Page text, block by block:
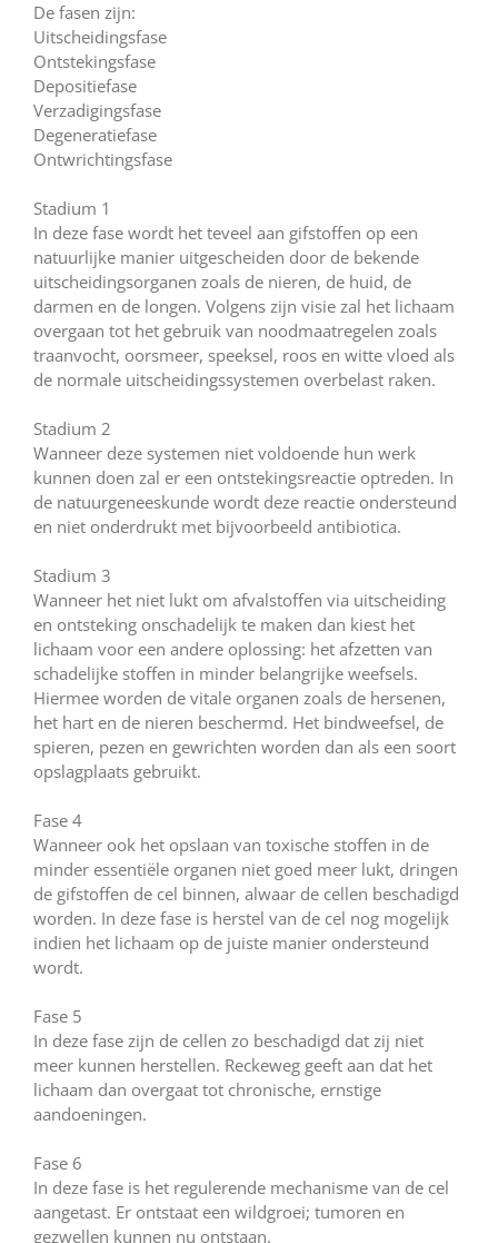
De fasen zijn:
Uitscheidingsfase
Ontstekingsfase
Depositiefase
Verzadigingsfase
Degeneratiefase
Ontwrichtingsfase
Stadium 1
In deze fase wordt het teveel aan gifstoffen op een
natuurlijke manier uitgescheiden door de bekende
uitscheidingsorganen zoals de nieren, de huid, de
darmen en de longen. Volgens zijn visie zal het lichaam
overgaan tot het gebruik van noodmaatregelen zoals
traanvocht, oorsmeer, speeksel, roos en witte vloed als
de normale uitscheidingssystemen overbelast raken.
Stadium 2
Wanneer deze systemen niet voldoende hun werk
kunnen doen zal er een ontstekingsreactie optreden. In
de natuurgeneeskunde wordt deze reactie ondersteund
en niet onderdrukt met bijvoorbeeld antibiotica.
Stadium 3
Wanneer het niet lukt om afvalstoffen via uitscheiding
en ontsteking onschadelijk te maken dan kiest het
lichaam voor een andere oplossing: het afzetten van
schadelijke stoffen in minder belangrijke weefsels.
Hiermee worden de vitale organen zoals de hersenen,
het hart en de nieren beschermd. Het bindweefsel, de
spieren, pezen en gewrichten worden dan als een soort
opslagplaats gebruikt.
Fase 4
Wanneer ook het opslaan van toxische stoffen in de
minder essentiële organen niet goed meer lukt, dringen
de gifstoffen de cel binnen, alwaar de cellen beschadigd
worden. In deze fase is herstel van de cel nog mogelijk
indien het lichaam op de juiste manier ondersteund
wordt.
Fase 5
In deze fase zijn de cellen zo beschadigd dat zij niet
meer kunnen herstellen. Reckeweg geeft aan dat het
lichaam dan overgaat tot chronische, ernstige
aandoeningen.
Fase 6
In deze fase is het regulerende mechanisme van de cel
aangetast. Er ontstaat een wildgroei; tumoren en
gezwellen kunnen nu ontstaan.